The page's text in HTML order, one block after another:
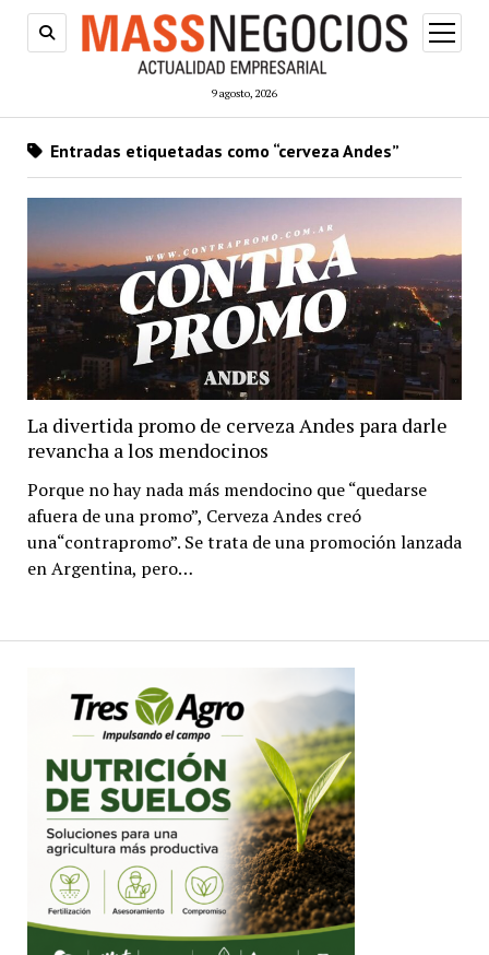
9 agosto, 2026
abrir
menú
Entradas etiquetadas como “cerveza Andes”
La divertida promo de cerveza Andes para darle
revancha a los mendocinos
Porque no hay nada más mendocino que “quedarse
afuera de una promo”, Cerveza Andes creó
una“contrapromo”. Se trata de una promoción lanzada
en Argentina, pero…